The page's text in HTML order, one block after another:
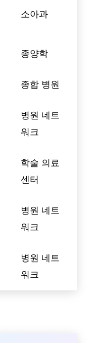
소아과
종양학
종합 병원
병원 네트
워크
학술 의료
센터
병원 네트
워크
병원 네트
워크